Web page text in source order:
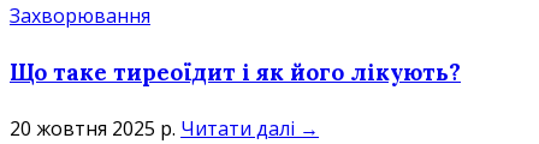
Захворювання
Що таке тиреоїдит і як його лікують?
20 жовтня 2025 р. Читати далі →